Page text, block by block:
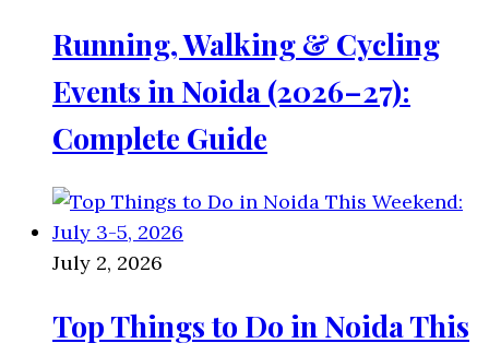
Running, Walking & Cycling
Events in Noida (2026–27):
Complete Guide
July 2, 2026
Top Things to Do in Noida This